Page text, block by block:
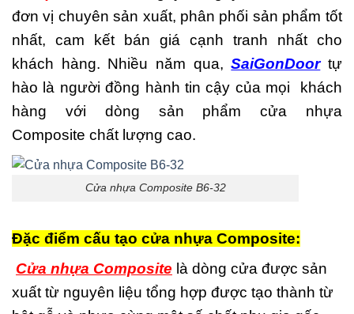
composite
Nơi bán cửa
nhựa Composite,
cửa nhựa Composite uy tín
Sản xuất cửa nhựa
đơn vị chuyên sản xuất, phân phối sản phẩm tốt
nhất, cam kết bán giá cạnh tranh nhất cho
khách hàng. Nhiều năm qua,SaiGonDoortự
hào là người đồng hành tin cậy của mọi khách
hàng với dòng sản phẩm cửa nhựa
Composite chất lượng cao.
Cửa nhựa Composite B6-32
Đặc điểm cấu tạo cửa nhựa Composite:
Cửa nhựa Composite là dòng cửa được sản
xuất từ nguyên liệu tổng hợp được tạo thành từ